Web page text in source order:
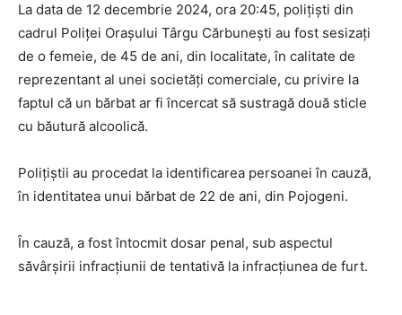
La data de 12 decembrie 2024, ora 20:45, polițiști din
cadrul Poliței Orașului Târgu Cărbunești au fost sesizaţi
de o femeie, de 45 de ani, din localitate, în calitate de
reprezentant al unei societăți comerciale, cu privire la
faptul că un bărbat ar fi încercat să sustragă două sticle
cu băutură alcoolică.
Polițiștii au procedat la identificarea persoanei în cauză,
în identitatea unui bărbat de 22 de ani, din Pojogeni.
În cauză, a fost întocmit dosar penal, sub aspectul
săvârșirii infracțiunii de tentativă la infracțiunea de furt.